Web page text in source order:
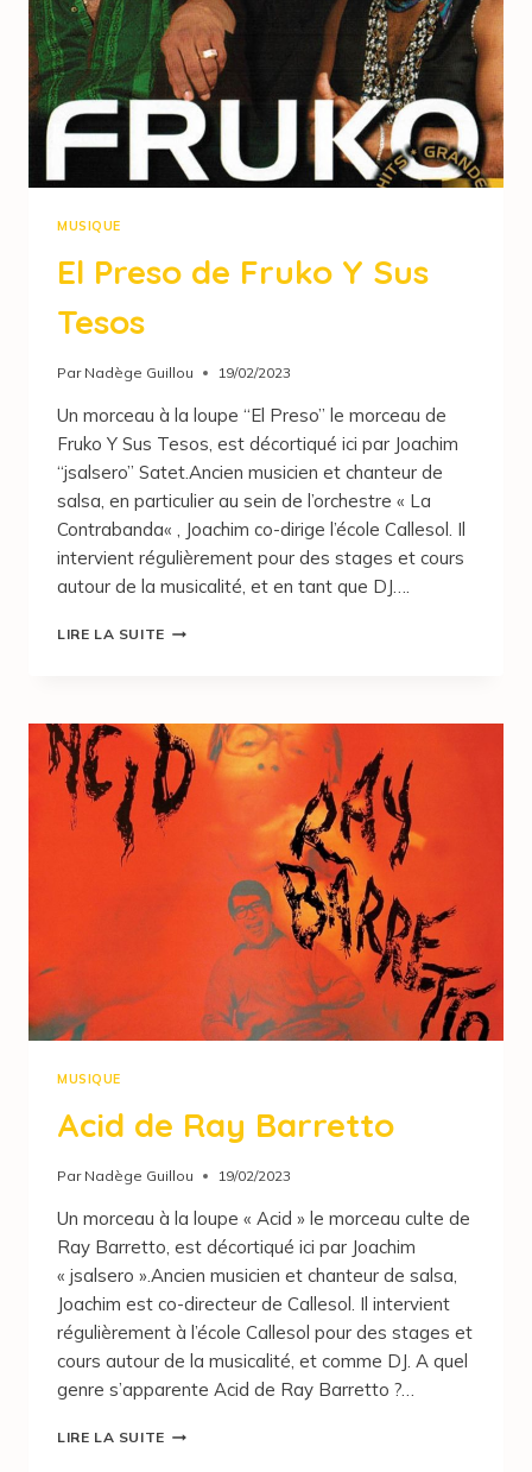
MUSIQUE
El Preso de Fruko Y Sus
Tesos
Par Nadège Guillou 19/02/2023
Un morceau à la loupe “El Preso” le morceau de
Fruko Y Sus Tesos, est décortiqué ici par Joachim
“jsalsero” Satet.Ancien musicien et chanteur de
salsa, en particulier au sein de l’orchestre « La
Contrabanda« , Joachim co-dirige l’école Callesol. Il
intervient régulièrement pour des stages et cours
autour de la musicalité, et en tant que DJ….
LIRE LA SUITE
MUSIQUE
Acid de Ray Barretto
Par Nadège Guillou 19/02/2023
Un morceau à la loupe « Acid » le morceau culte de
Ray Barretto, est décortiqué ici par Joachim
« jsalsero ».Ancien musicien et chanteur de salsa,
Joachim est co-directeur de Callesol. Il intervient
régulièrement à l’école Callesol pour des stages et
cours autour de la musicalité, et comme DJ. A quel
genre s’apparente Acid de Ray Barretto ?…
LIRE LA SUITE